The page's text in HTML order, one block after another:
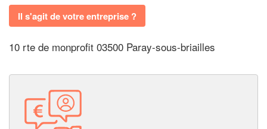
Il s'agit de votre entreprise ?
10 rte de monprofit 03500 Paray-sous-briailles